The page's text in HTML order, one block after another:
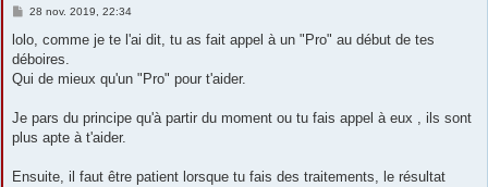
M
s
a
g
28 nov. 2019, 22:34
lolo, comme je te l'ai dit, tu as fait appel à un "Pro" au début de tes
déboires.
Qui de mieux qu'un "Pro" pour t'aider.
Je pars du principe qu'à partir du moment ou tu fais appel à eux , ils sont
plus apte à t'aider.
Ensuite, il faut être patient lorsque tu fais des traitements, le résultat